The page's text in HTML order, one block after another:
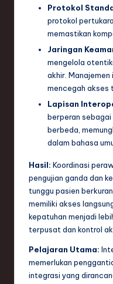
Protokol
protokol
memastikan
Jaringan
mengelola
akhir.
mencegah akses
Lapisan
berperan
berbeda,
dalam bahasa
Hasil: Koordinasi
pengujian ganda dan
tunggu pasien
memiliki akses
kepatuhan menjadi
terpusat dan kontrol
Pelajaran Utama:
memerlukan
integrasi yang